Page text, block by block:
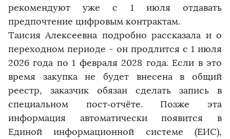
рекомендуют уже с 1 июля отдавать
предпочтение цифровым контрактам.
Таисия Алексеевна подробно рассказала и о
переходном периоде - он продлится с 1 июля
2026 года по 1 февраля 2028 года. Если в это
время закупка не будет внесена в общий
реестр, заказчик обязан сделать запись в
специальном пост‑отчёте. Позже эта
информация автоматически появится в
Единой информационной системе (ЕИС),